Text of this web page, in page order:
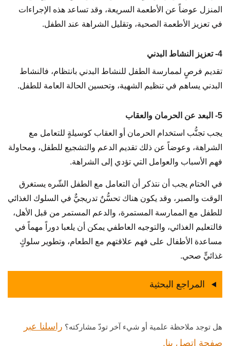
المنزل عوضاً عن الأطعمة السريعة، وقد تساعد هذه الإجراءات
في تعزيز الأطعمة الصحية، وتقليل الشراهة عند الطفل.
4- تعزيز النشاط البدني
تقديم فرصٍ لممارسة الطفل للنشاط البدني بانتظام، فالنشاط
البدني يساهم في تنظيم الشهية، وتحسين الحالة العامة للطفل.
5- البعد عن الحرمان والعقاب
يجب تجنُّب استخدام الحرمان أو العقاب كوسيلةٍ للتعامل مع
الشراهة، وعوضاً عن ذلك تقديم الدعم والتشجيع للطفل، ومحاولة
فهم الأسباب والعوامل التي تؤدي إلى الشراهة.
في الختام يجب أن نتذكر أن التعامل مع الطفل الشّره يستغرق
الوقت والصبر، وقد يكون هناك تحسُّنٌ تدريجيٌّ في السلوك الغذائي
للطفل مع الممارسة المستمرة، والدعم المستمر من قبل الأهل،
فالتعليم الغذائي، والتوجيه العاطفي يمكن أن يلعبا دوراً مهماً في
مساعدة الأطفال على فهم علاقتهم مع الطعام، وتطوير سلوكٍ
غذائيٍّ صحي.
المراجع البحثية
هل توجد ملاحظة علمية أو شيء آخر تودّ مشاركته؟ راسلنا عبر
صفحة اتصل بنا.